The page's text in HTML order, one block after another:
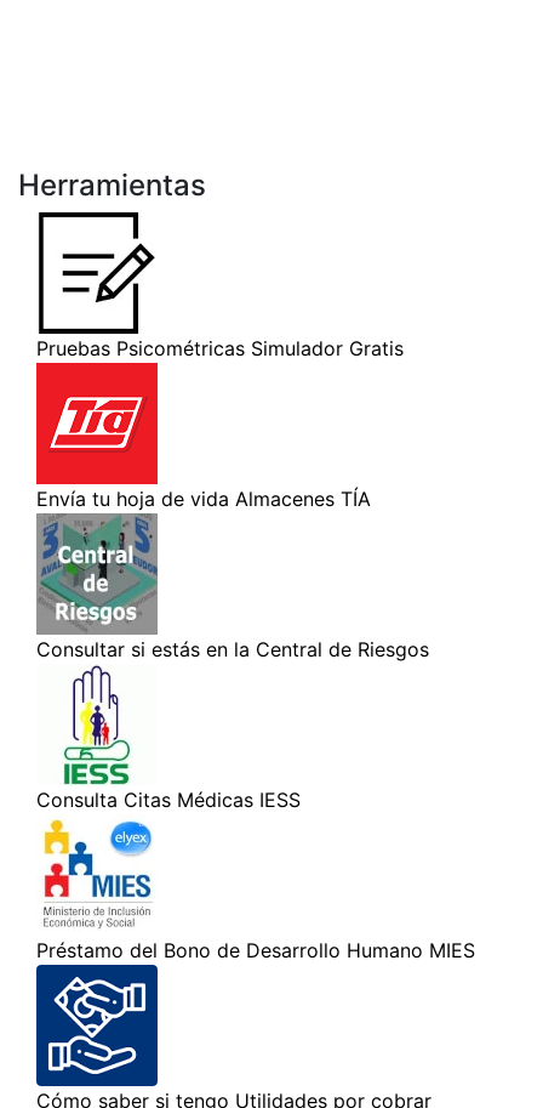
Herramientas